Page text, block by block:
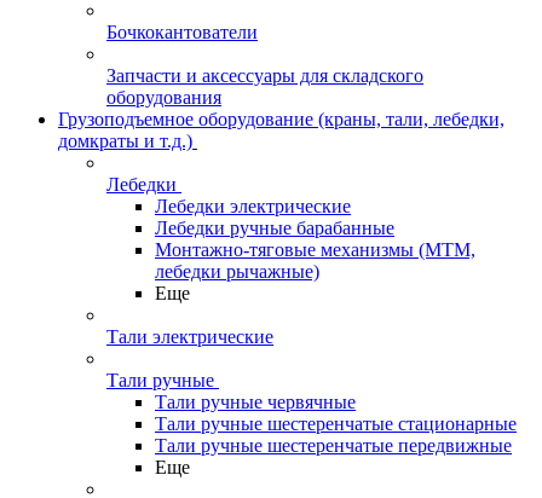
Бочкокантователи
Запчасти и аксессуары для складского
оборудования
Грузоподъемное оборудование (краны, тали, лебедки,
домкраты и т.д.)
Лебедки
Лебедки электрические
Лебедки ручные барабанные
Монтажно-тяговые механизмы (МТМ,
лебедки рычажные)
Еще
Тали электрические
Тали ручные
Тали ручные червячные
Тали ручные шестеренчатые стационарные
Тали ручные шестеренчатые передвижные
Еще